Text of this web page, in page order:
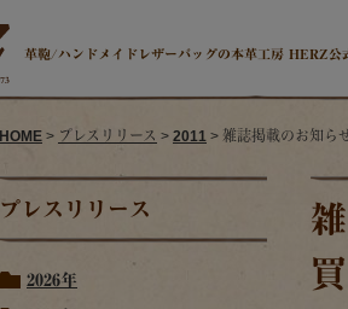
革鞄/ハンドメイドレザーバッグの本革工房 HERZ公
HOME > プレスリリース > 2011 > 雑誌掲載のお知ら
プレスリリース
2026年